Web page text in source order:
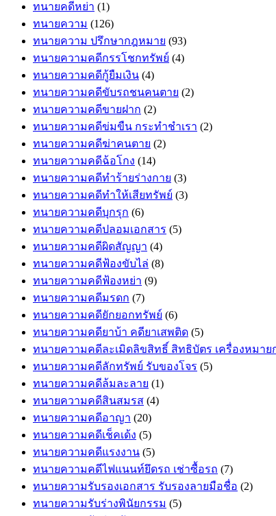
ทนายคดีหย่า (1)
ทนายความ (126)
ทนายความ ปรึกษากฎหมาย (93)
ทนายความคดีกรรโชกทรัพย์ (4)
ทนายความคดีกู้ยืมเงิน (4)
ทนายความคดีขับรถชนคนตาย (2)
ทนายความคดีขายฝาก (2)
ทนายความคดีข่มขืน กระทำชำเรา (2)
ทนายความคดีฆ่าคนตาย (2)
ทนายความคดีฉ้อโกง (14)
ทนายความคดีทำร้ายร่างกาย (3)
ทนายความคดีทำให้เสียทรัพย์ (3)
ทนายความคดีบุกรุก (6)
ทนายความคดีปลอมเอกสาร (5)
ทนายความคดีผิดสัญญา (4)
ทนายความคดีฟ้องขับไล่ (8)
ทนายความคดีฟ้องหย่า (9)
ทนายความคดีมรดก (7)
ทนายความคดียักยอกทรัพย์ (6)
ทนายความคดียาบ้า คดียาเสพติด (5)
ทนายความคดีละเมิดลิขสิทธิ์ สิทธิบัตร เครื่องหมาย
ทนายความคดีลักทรัพย์ รับของโจร (5)
ทนายความคดีล้มละลาย (1)
ทนายความคดีสินสมรส (4)
ทนายความคดีอาญา (20)
ทนายความคดีเช็คเด้ง (5)
ทนายความคดีแรงงาน (5)
ทนายความคดีไฟแนนท์ยึดรถ เช่าซื้อรถ (7)
ทนายความรับรองเอกสาร รับรองลายมือชื่อ (2)
ทนายความรับร่างพินัยกรรม (5)